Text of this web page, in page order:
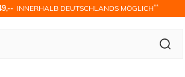
INNERHALB DEUTSCHLANDS MÖGLICH**